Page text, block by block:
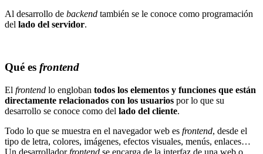
Al desarrollo de backend también se le conoce como programación
del lado del servidor.
Qué es frontend
El frontend lo engloban todos los elementos y funciones que están
directamente relacionados con los usuarios por lo que su
desarrollo se conoce como del lado del cliente.
Todo lo que se muestra en el navegador web es frontend, desde el
tipo de letra, colores, imágenes, efectos visuales, menús, enlaces…
Un desarrolladorfrontend se encarga de la interfaz de una web o